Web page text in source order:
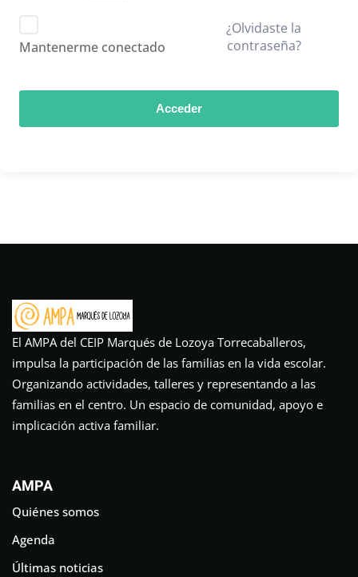
Mantenerme conectado
¿Olvidaste la
contraseña?
Acceder
El AMPA del CEIP Marqués de Lozoya Torrecaballeros,
impulsa la participación de las familias en la vida escolar.
Organizando actividades, talleres y representando a las
familias en el centro. Un espacio de comunidad, apoyo e
implicación activa familiar.
AMPA
Quiénes somos
Agenda
Últimas noticias